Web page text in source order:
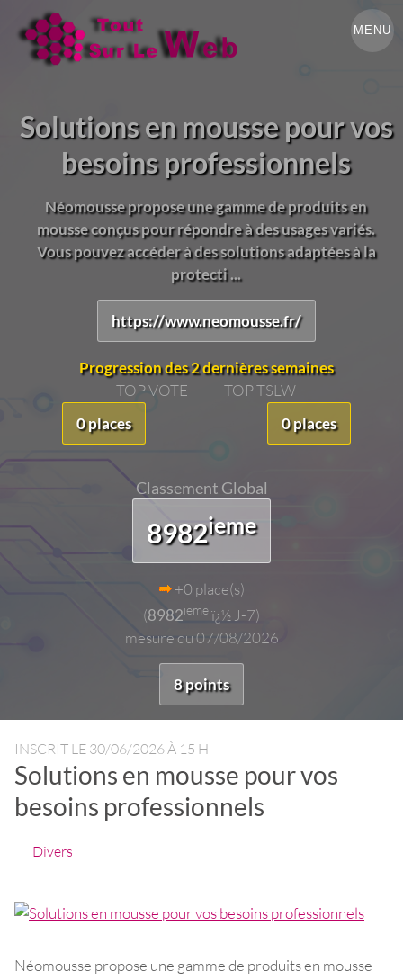
MENU
Solutions en mousse pour vos
besoins professionnels
Néomousse propose une gamme de produits en
mousse conçus pour répondre à des usages variés.
Vous pouvez accéder à des solutions adaptées à la
protecti ...
https://www.neomousse.fr/
Progression des 2 dernières semaines
TOP VOTE
0 places
TOP TSLW
0 places
Classement Global
8982ieme
+0 place(s)
(8982iemeï¿½ J-7)
mesure du 07/08/2026
8 points
INSCRIT LE 30/06/2026 À 15 H
Solutions en mousse pour vos
besoins professionnels
Divers
Néomousse propose une gamme de produits en mousse